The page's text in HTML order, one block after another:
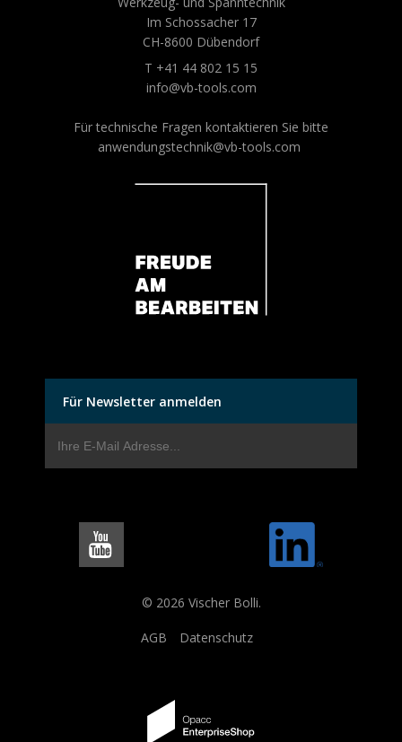
Im Schossacher 17
CH-8600 Dübendorf
T +41 44 802 15 15
info@vb-tools.com
Für technische Fragen kontaktieren Sie bitte
anwendungstechnik@vb-tools.com
Für Newsletter anmelden
© 2026 Vischer Bolli.
AGB Datenschutz